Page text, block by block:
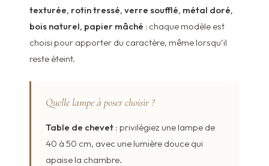
texturée, rotin tressé, verre soufflé, métal doré,
bois naturel, papier mâché : chaque modèle est
choisi pour apporter du caractère, même lorsqu’il
reste éteint.
Quelle lampe à poser choisir ?
Table de chevet : privilégiez une lampe de
40 à 50 cm, avec une lumière douce qui
apaise la chambre.